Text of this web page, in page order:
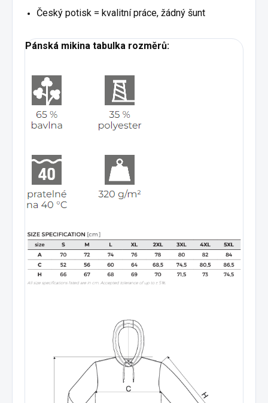
Český potisk = kvalitní práce, žádný šunt
Pánská mikina tabulka rozměrů: